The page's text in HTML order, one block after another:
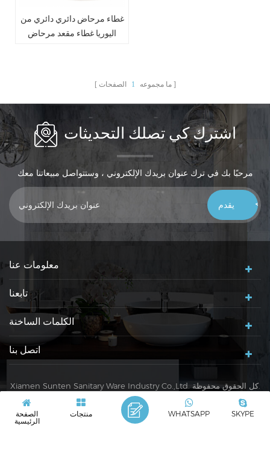
غطاء مرحاض دائري دائري من
اليوريا غطاء مقعد مرحاض
ما مجموعه 1 الصفحات
اشترك كي تصلك التحديثات
مرحبًا بك في ترك عنوان بريدك الإلكتروني ، وستتواصل مبيعاتنا معك
خلال 24 ساعة ، شكرًا لك!
معلومات عنا
تابعنا
الكلمات الساخنة
اتصل بنا
Xiamen Sunten Sanitary Ware Industry Co.,Ltd. كل الحقوق محفوظة.
|سياسة خاصة
شبكة IPv6 مدعومة
الصفحة
الرئيسية
منتجات SKYPE
WHATSAPP